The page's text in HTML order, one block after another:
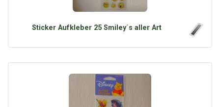
Sticker Aufkleber 25 Smiley´s aller Art